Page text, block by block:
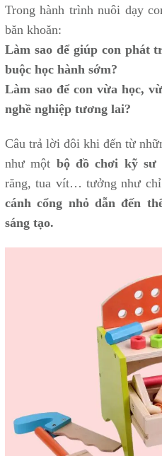
Trong hành trình nuôi dạy
băn khoăn:
Làm sao để giúp con phát
buộc học hành sớm?
Làm sao để con vừa học,
nghề nghiệp tương lai?
Câu trả lời đôi khi đến từ
như một bộ đồ chơi kỹ sư
răng, tua vít… tưởng như
cánh cổng nhỏ dẫn đến
sáng tạo.